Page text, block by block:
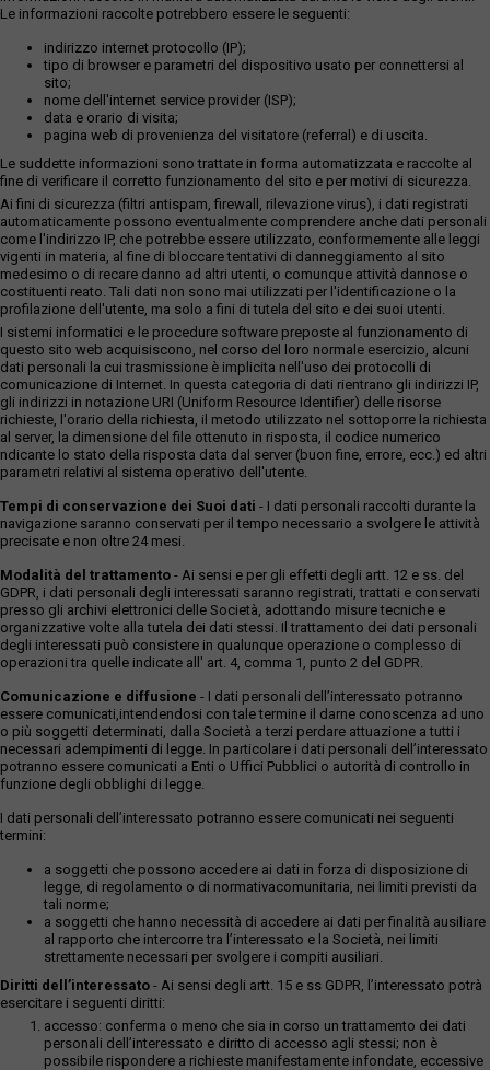
Le informazioni raccolte potrebbero essere le seguenti:
indirizzo internet protocollo (IP);
tipo di browser e parametri del dispositivo usato per connettersi al
sito;
nome dell'internet service provider (ISP);
data e orario di visita;
pagina web di provenienza del visitatore (referral) e di uscita.
Le suddette informazioni sono trattate in forma automatizzata e raccolte al
fine di verificare il corretto funzionamento del sito e per motivi di sicurezza.
Ai fini di sicurezza (filtri antispam, firewall, rilevazione virus), i dati registrati
automaticamente possono eventualmente comprendere anche dati personali
come l'indirizzo IP, che potrebbe essere utilizzato, conformemente alle leggi
vigenti in materia, al fine di bloccare tentativi di danneggiamento al sito
medesimo o di recare danno ad altri utenti, o comunque attività dannose o
costituenti reato. Tali dati non sono mai utilizzati per l'identificazione o la
profilazione dell'utente, ma solo a fini di tutela del sito e dei suoi utenti.
I sistemi informatici e le procedure software preposte al funzionamento di
questo sito web acquisiscono, nel corso del loro normale esercizio, alcuni
dati personali la cui trasmissione è implicita nell'uso dei protocolli di
comunicazione di Internet. In questa categoria di dati rientrano gli indirizzi IP,
gli indirizzi in notazione URI (Uniform Resource Identifier) delle risorse
richieste, l'orario della richiesta, il metodo utilizzato nel sottoporre la richiesta
al server, la dimensione del file ottenuto in risposta, il codice numerico
ndicante lo stato della risposta data dal server (buon fine, errore, ecc.) ed altri
parametri relativi al sistema operativo dell'utente.
Tempi di conservazione dei Suoi dati - I dati personali raccolti durante la
navigazione saranno conservati per il tempo necessario a svolgere le attività
precisate e non oltre 24 mesi.
Modalità del trattamento - Ai sensi e per gli effetti degli artt. 12 e ss. del
GDPR, i dati personali degli interessati saranno registrati, trattati e conservati
presso gli archivi elettronici delle Società, adottando misure tecniche e
organizzative volte alla tutela dei dati stessi. Il trattamento dei dati personali
degli interessati può consistere in qualunque operazione o complesso di
operazioni tra quelle indicate all' art. 4, comma 1, punto 2 del GDPR.
Comunicazione e diffusione - I dati personali dell’interessato potranno
essere comunicati,intendendosi con tale termine il darne conoscenza ad uno
o più soggetti determinati, dalla Società a terzi perdare attuazione a tutti i
necessari adempimenti di legge. In particolare i dati personali dell’interessato
potranno essere comunicati a Enti o Uffici Pubblici o autorità di controllo in
funzione degli obblighi di legge.
I dati personali dell’interessato potranno essere comunicati nei seguenti
termini:
a soggetti che possono accedere ai dati in forza di disposizione di
legge, di regolamento o di normativacomunitaria, nei limiti previsti da
tali norme;
a soggetti che hanno necessità di accedere ai dati per finalità ausiliare
al rapporto che intercorre tra l’interessato e la Società, nei limiti
strettamente necessari per svolgere i compiti ausiliari.
Diritti dell’interessato - Ai sensi degli artt. 15 e ss GDPR, l’interessato potrà
esercitare i seguenti diritti:
accesso: conferma o meno che sia in corso un trattamento dei dati
personali dell’interessato e diritto di accesso agli stessi; non è
possibile rispondere a richieste manifestamente infondate, eccessive